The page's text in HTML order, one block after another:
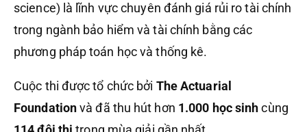
science) là lĩnh vực chuyên đánh giá rủi ro tài chính
trong ngành bảo hiểm và tài chính bằng các
phương pháp toán học và thống kê.
Cuộc thi được tổ chức bởi The Actuarial
Foundationvà đã thu hút hơn 1.000 học sinhcùng